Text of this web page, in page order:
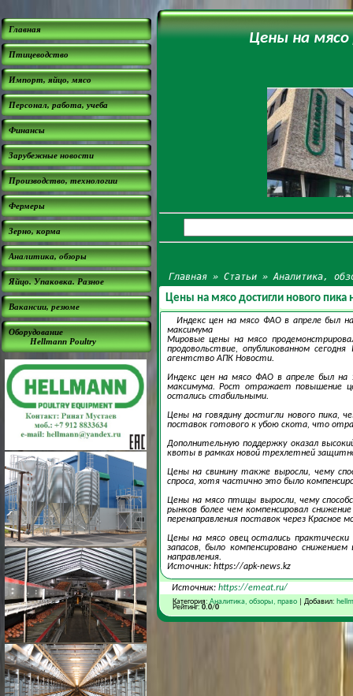
Главная
Птицеводство
Импорт, яйцо, мясо
Персонал, работа, учеба
Финансы
Зарубежные новости
Производство, технологии
Фермеры
Зерно, корма
Аналитика, обзоры
Яйцо. Упаковка. Разное
Вакансии, резюме
Оборудование
Hellmann Poultry
Цены на мясо
Главная »Статьи »Аналитика,
Цены на мясо достигли нового
Индекс цен на мясо ФАО в апреле был
максимума
Мировые цены на мясо
продовольствие, опубликованном
агентство АПК Новости.
Индекс цен на мясо ФАО в апреле был на
максимума. Рост отражает повышение
остались стабильными.
Цены на говядину достигли нового пика,
поставок готового к убою скота, что
Дополнительную поддержку оказал
квоты в рамках новой трехлетней
Цены на свинину также выросли, чему
спроса, хотя частично это было
Цены на мясо птицы выросли, чему
рынков более чем компенсировал
перенаправления поставок через Красное
Цены на мясо овец остались
запасов, было компенсировано
направления.
Источник: https://apk-news.kz
Источник: https://emeat.ru/
Категория: Аналитика, обзоры, право| Добавил:
Рейтинг: 0.0/0